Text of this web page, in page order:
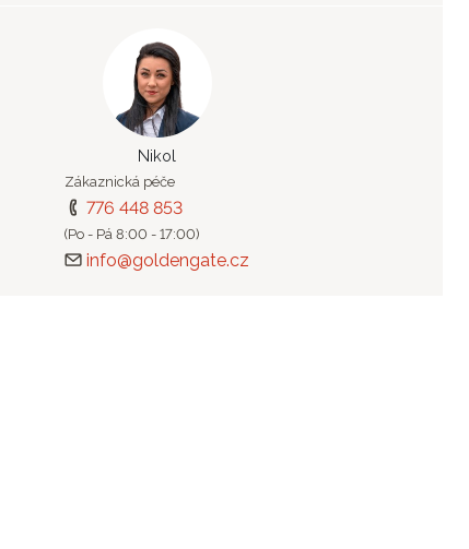
Nikol
Zákaznická péče
776 448 853
(Po - Pá 8:00 - 17:00)
info@goldengate.cz